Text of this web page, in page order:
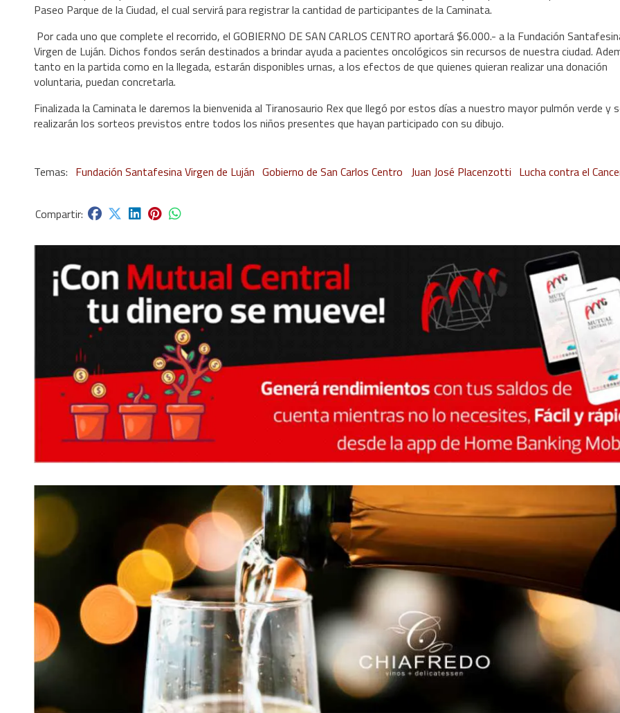
Paseo Parque de la Ciudad, el cual servirá para registrar la cantidad de participantes de la Caminata.
Por cada uno que complete el recorrido, el GOBIERNO DE SAN CARLOS CENTRO aportará $6.000.- a la Fundación
Virgen de Luján. Dichos fondos serán destinados a brindar ayuda a pacientes oncológicos sin recursos de nuestra ciudad.
tanto en la partida como en la llegada, estarán disponibles urnas, a los efectos de que quienes quieran realizar una donación
voluntaria, puedan concretarla.
Finalizada la Caminata le daremos la bienvenida al Tiranosaurio Rex que llegó por estos días a nuestro mayor pulmón verde y
realizarán los sorteos previstos entre todos los niños presentes que hayan participado con su dibujo.
Fundación Santafesina Virgen de Luján Gobierno de San Carlos Centro Juan José Placenzotti Lucha contra el